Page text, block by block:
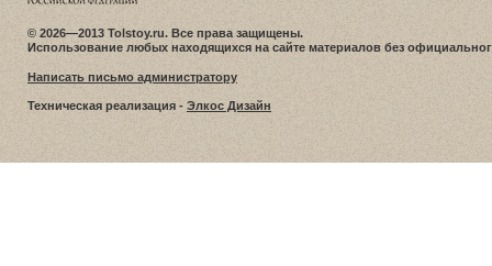
© 2026—2013 Tolstoy.ru. Все права защищены.
Использование любых находящихся на сайте материалов без
Написать письмо администратору
Техническая реализация - Элкос Дизайн